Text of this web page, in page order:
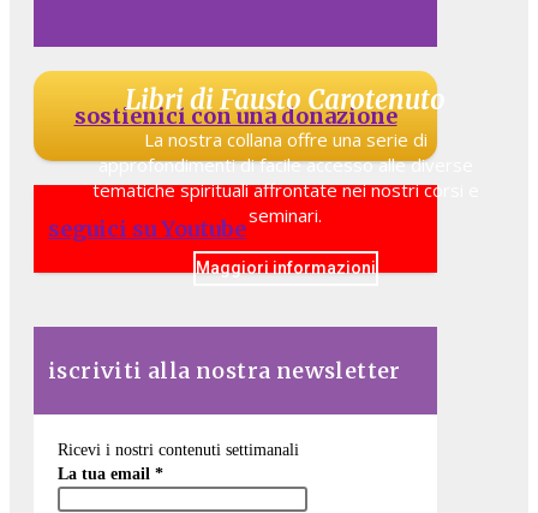
Libri di Fausto Carotenuto
La nostra collana offre una serie di
approfondimenti di facile accesso alle diverse
tematiche spirituali affrontate nei nostri corsi e
seminari.
Maggiori informazioni
sostienici con una donazione
seguici su Youtube
iscriviti alla nostra newsletter
Ricevi i nostri contenuti settimanali
La tua email *